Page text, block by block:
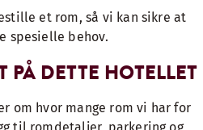
et rom, så vi kan sikre at
spesielle behov.
PÅ DETTE HOTELLET
om hvor mange rom vi har for